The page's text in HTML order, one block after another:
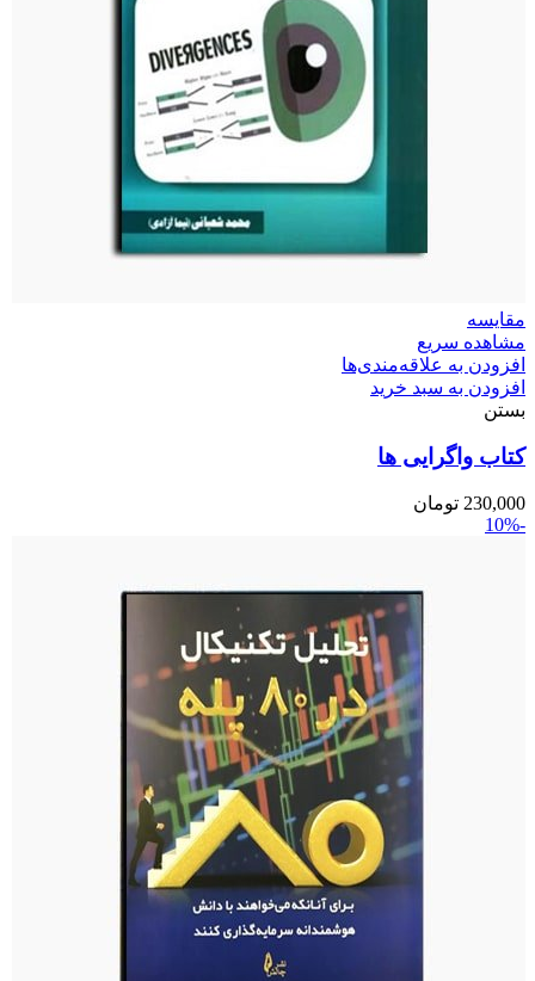
مقایسه
مشاهده سریع
افزودن به علاقه‌مندی‌ها
افزودن به سبد خرید
بستن
کتاب واگرایی ها
230,000 تومان
-10%